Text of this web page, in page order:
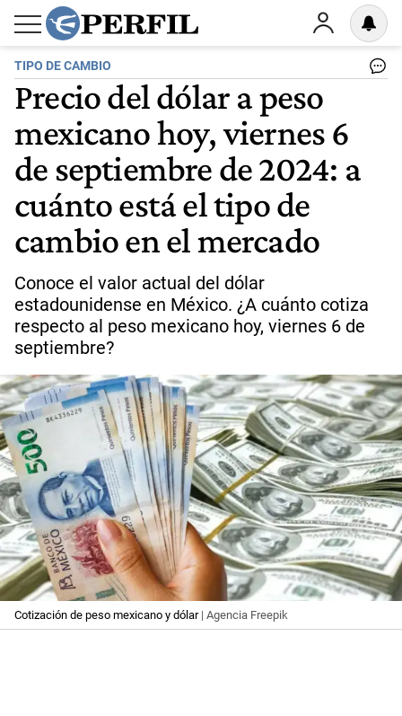
TIPO DE CAMBIO
Precio del dólar a peso
mexicano hoy, viernes 6
de septiembre de 2024: a
cuánto está el tipo de
cambio en el mercado
Conoce el valor actual del dólar
estadounidense en México. ¿A cuánto cotiza
respecto al peso mexicano hoy, viernes 6 de
septiembre?
Cotización de peso mexicano y dólar| Agencia Freepik